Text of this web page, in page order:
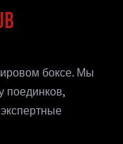
боксе. Мы
поединков,